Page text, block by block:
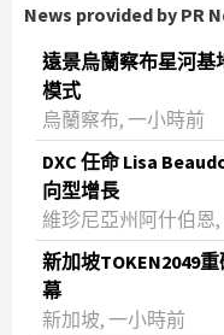
News provided by PR
遠景烏蘭察布星河基
模式
烏蘭察布, 一小時前
DXC 任命 Lisa
向型增長
維珍尼亞州阿什伯恩
新加坡TOKEN2049
幕
新加坡, 一小時前